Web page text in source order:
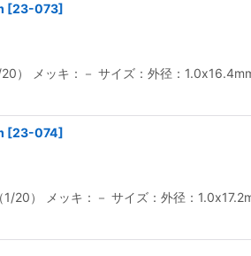
[23-073]
） メッキ：－ サイズ：外径：
[23-074]
） メッキ：－ サイズ：外径：